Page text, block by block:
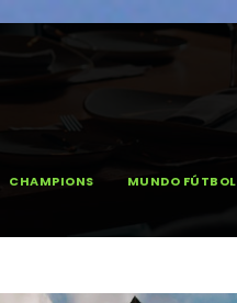
CHAMPIONS MUNDO FÚTBOL